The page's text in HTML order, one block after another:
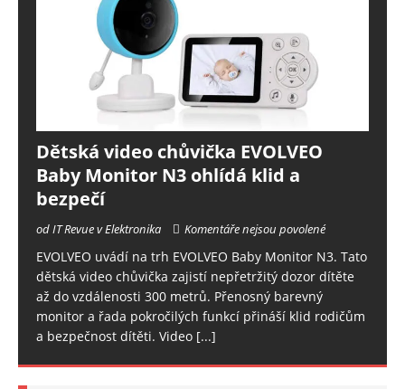
Dětská video chůvička EVOLVEO
Baby Monitor N3 ohlídá klid a
bezpečí
od IT Revue v Elektronika Komentáře nejsou povolené
EVOLVEO uvádí na trh EVOLVEO Baby Monitor N3. Tato
dětská video chůvička zajistí nepřetržitý dozor dítěte
až do vzdálenosti 300 metrů. Přenosný barevný
monitor a řada pokročilých funkcí přináší klid rodičům
a bezpečnost dítěti. Video [...]